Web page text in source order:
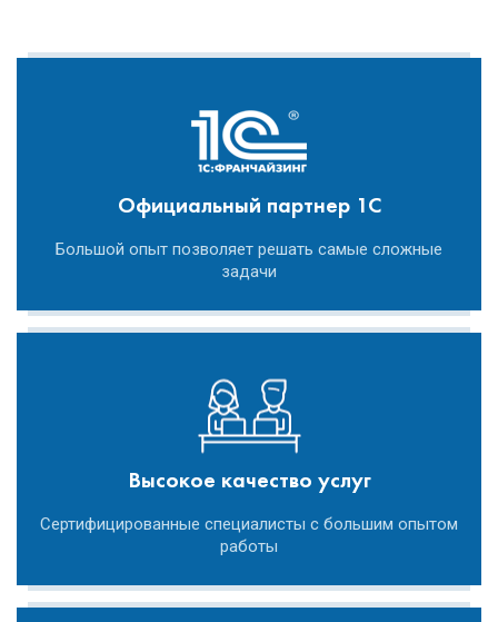
Официальный партнер 1С
Большой опыт позволяет решать самые сложные
задачи
Высокое качество услуг
Сертифицированные специалисты с большим опытом
работы